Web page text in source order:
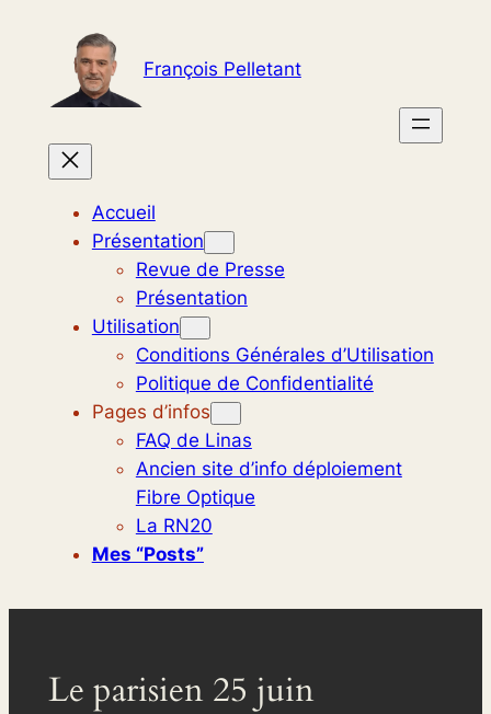
contenu
François Pelletant
Accueil
Présentation
Revue de Presse
Présentation
Utilisation
Conditions Générales d’Utilisation
Politique de Confidentialité
Pages d’infos
FAQ de Linas
Ancien site d’info déploiement
Fibre Optique
La RN20
Mes “posts”
Le parisien 25 juin